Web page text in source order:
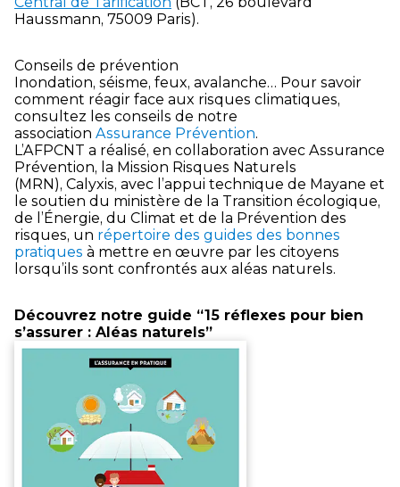
Haussmann, 75009 Paris).
Conseils de prévention
Inondation, séisme, feux, avalanche… Pour savoir
comment réagir face aux risques climatiques,
consultez les conseils de notre
association Assurance Prévention.
L’AFPCNT a réalisé, en collaboration avec Assurance
Prévention, la Mission Risques Naturels
(MRN), Calyxis, avec l’appui technique de Mayane et
le soutien du ministère de la Transition écologique,
de l’Énergie, du Climat et de la Prévention des
risques, un répertoire des guides des bonnes
pratiques à mettre en œuvre par les citoyens
lorsqu’ils sont confrontés aux aléas naturels.
Découvrez notre guide “15 réflexes pour bien
s’assurer : Aléas naturels”